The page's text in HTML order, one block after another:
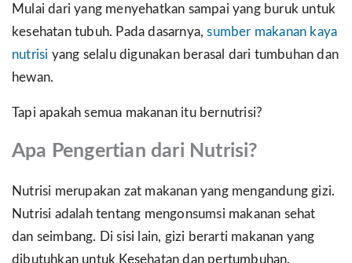
Mulai dari yang menyehatkan sampai yang buruk untuk
kesehatan tubuh. Pada dasarnya,sumber makanan kaya
nutrisi yang selalu digunakan berasal dari tumbuhan dan
hewan.
Tapi apakah semua makanan itu bernutrisi?
Apa Pengertian dari Nutrisi?
Nutrisi merupakan zat makanan yang mengandung gizi.
Nutrisi adalah tentang mengonsumsi makanan sehat
dan seimbang. Di sisi lain, gizi berarti makanan yang
dibutuhkan untuk Kesehatan dan pertumbuhan.